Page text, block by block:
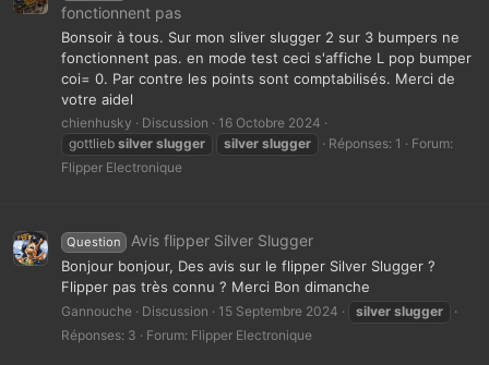
fonctionnent pas
Bonsoir à tous. Sur mon sliver slugger 2 sur 3 bumpers ne
fonctionnent pas. en mode test ceci s'affiche L pop bumper
coi= 0. Par contre les points sont comptabilisés. Merci de
votre aidel
chienhusky Discussion
16 Octobre 2024
gottlieb silver slugger silver slugger Réponses: 1
Forum:
Flipper Electronique
Question Avis flipper Silver Slugger
Bonjour bonjour, Des avis sur le flipper Silver Slugger ?
Flipper pas très connu ? Merci Bon dimanche
Gannouche Discussion 15 Septembre 2024 silver slugger
Réponses: 3
Forum: Flipper Electronique